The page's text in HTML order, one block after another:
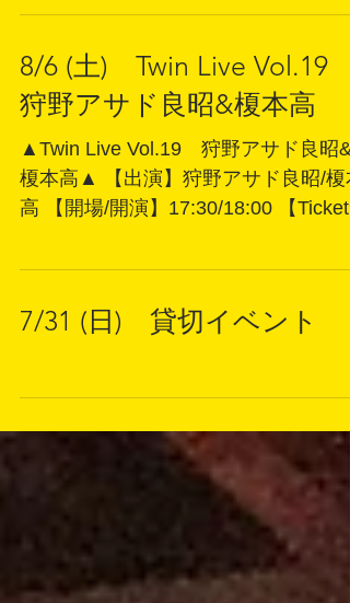
１ドリンクオーダー
8/6 (土) Twin Live Vol.19
狩野アサド良昭&榎本高
▲Twin Live Vol.19 狩野アサド良昭&
榎本高▲ 【出演】狩野アサド良昭/榎
高 【開場/開演】17:30/18:00 【Ticket
7/31 (日) 貸切イベント